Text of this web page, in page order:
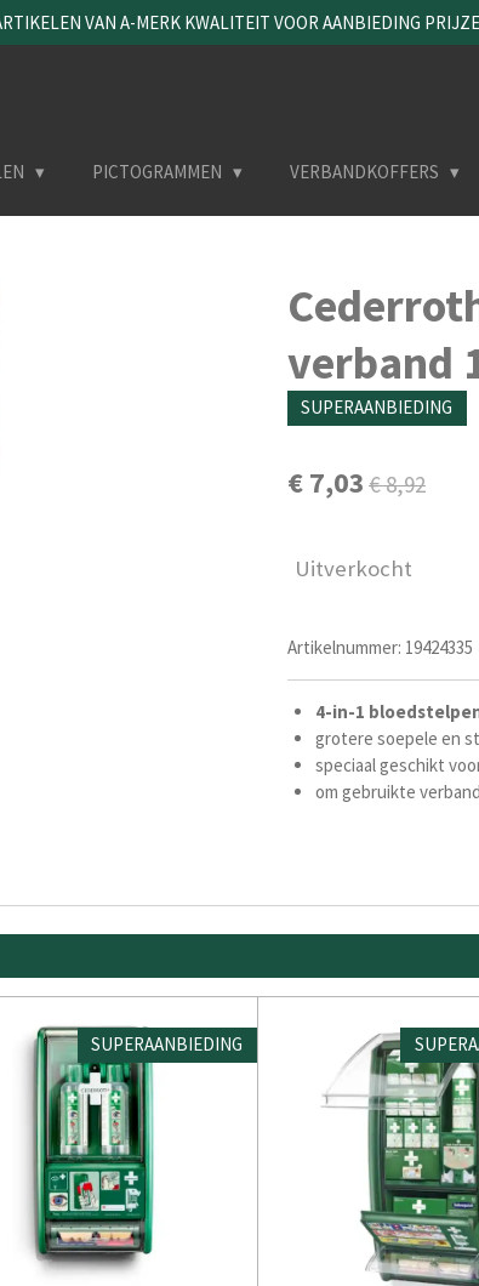
VAN A-MERK KWALITEIT VOOR AANBIEDING
PICTOGRAMMEN VERBANDKOFFERS
verband
SUPERAANBIEDING
€ 7,03 € 8,92
Uitverkocht
Artikelnummer: 19424335
4-in-1
grotere soepele en
speciaal geschikt
om gebruikte
SUPERAANBIEDING